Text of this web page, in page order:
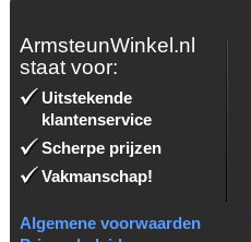
ArmsteunWinkel.nl
staat voor:
Uitstekende
klantenservice
Scherpe prijzen
Vakmanschap!
Algemene voorwaarden